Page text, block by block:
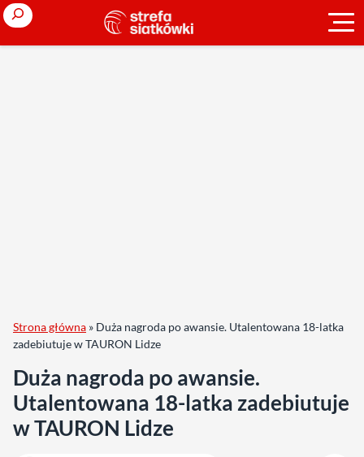
Search
Strona główna » Duża nagroda po awansie. Utalentowana 18-latka
zadebiutuje w TAURON Lidze
Duża nagroda po awansie.
Utalentowana 18-latka zadebiutuje
w TAURON Lidze